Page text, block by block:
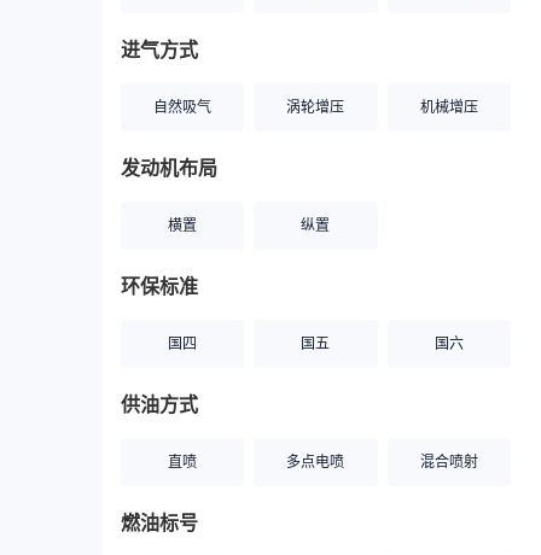
进气方式
自然吸气 涡轮增压 机械增压
发动机布局
横置 纵置
环保标准
国四 国五 国六
供油方式
直喷 多点电喷 混合喷射
燃油标号